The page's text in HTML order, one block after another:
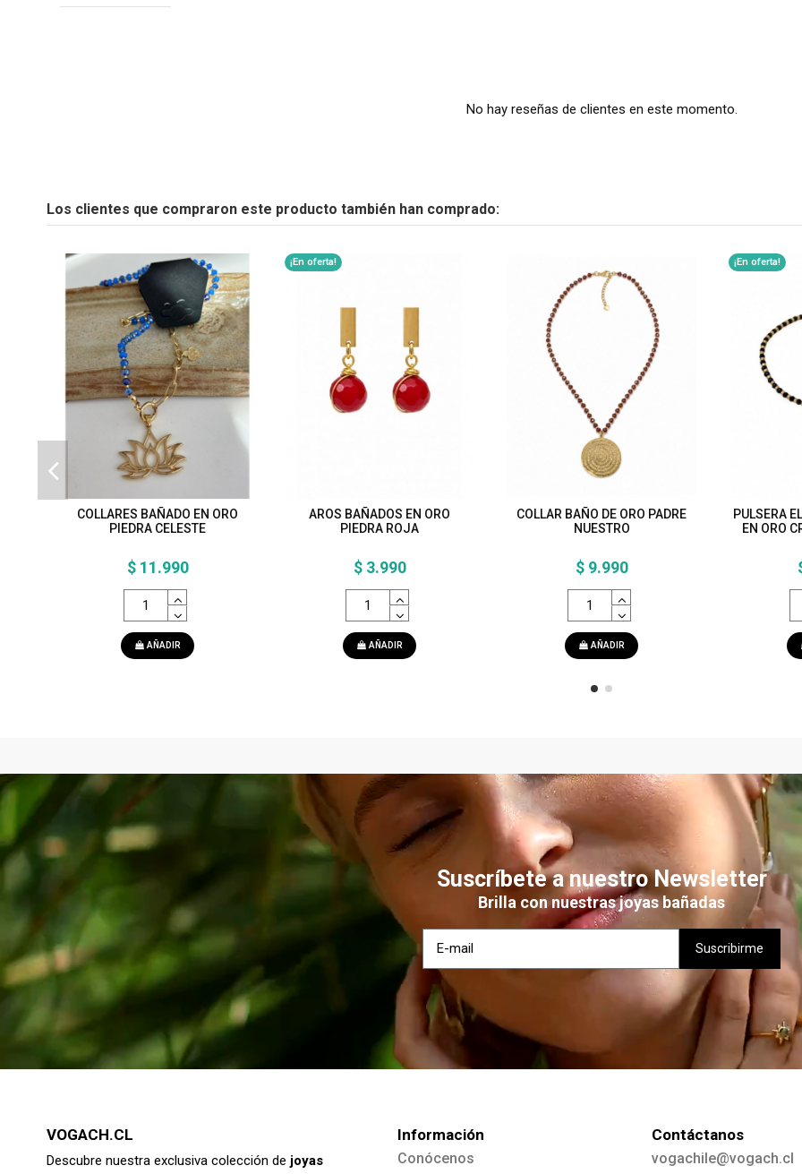
No hay reseñas de clientes en este momento.
Los clientes que compraron este producto también han comprado:
COLLARES BAÑADO EN ORO
PIEDRA CELESTE
$ 11.990
AÑADIR
¡En oferta!
AROS BAÑADOS EN ORO
PIEDRA ROJA
$ 3.990
AÑADIR
COLLAR BAÑO DE ORO PADRE
NUESTRO
$ 9.990
AÑADIR
¡En oferta!
PULSERA
EN ORO
Suscríbete a nuestro Newsletter
Brilla con nuestras joyas bañadas
VOGACH.CL
Descubre nuestra exclusiva colección de joyas
Información
Conócenos
Contáctanos
vogachile@vogach.cl